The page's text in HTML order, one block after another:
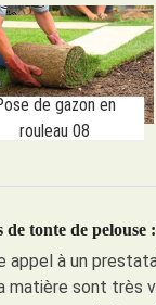
de gazon en
rouleau 08
de tonte de pelouse
appel à un
matière sont très